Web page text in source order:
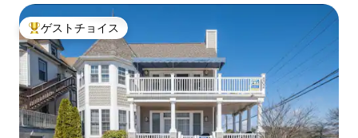
大好評のゲストチョイスです。
ゲストチョイス